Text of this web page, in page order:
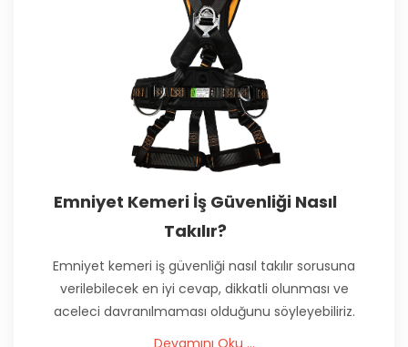
Emniyet Kemeri İş Güvenliği Nasıl
Takılır?
Emniyet kemeri iş güvenliği nasıl takılır sorusuna
verilebilecek en iyi cevap, dikkatli olunması ve
aceleci davranılmaması olduğunu söyleyebiliriz.
Devamını Oku ...